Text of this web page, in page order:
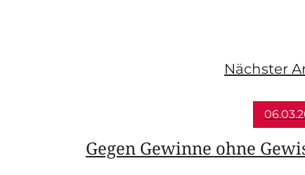
Nächster
Gegen Gewinne ohne